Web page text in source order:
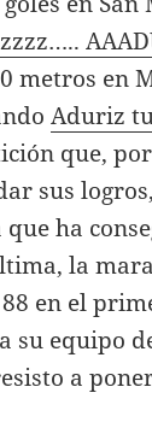
metros en
Aduriz
que,
sus
ha
la
en el
su equipo
a